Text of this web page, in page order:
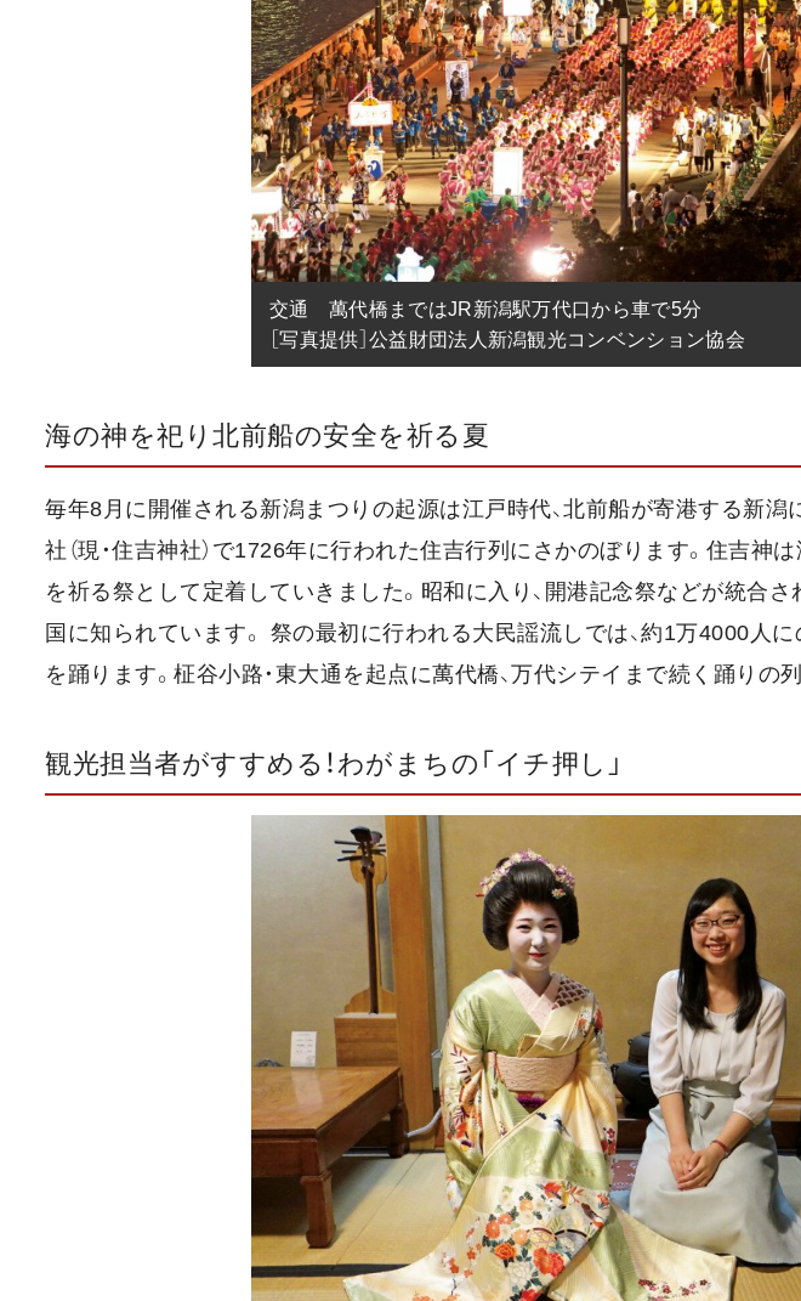
交通　萬代橋まではJR新潟駅万代口から車で5分
［写真提供］公益財団法人新潟観光コンベンション協会
海の神を祀り北前船の安全を祈る夏
毎年8月に開催される新潟まつりの起源は江戸時代、北前船が寄港する新潟
社（現・住吉神社）で1726年に行われた住吉行列にさかのぼります。住吉神
を祈る祭として定着していきました。昭和に入り、開港記念祭などが統合
国に知られています。 祭の最初に行われる大民謡流しでは、約1万4000人
を踊ります。柾谷小路・東大通を起点に萬代橋、万代シテイまで続く踊りの
観光担当者がすすめる！わがまちの「イチ押し」